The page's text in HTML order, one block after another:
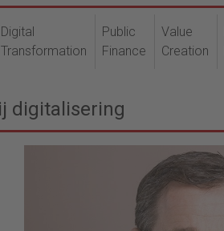
Digital
Transformation
Public
Finance
Value
Creation
digitalisering